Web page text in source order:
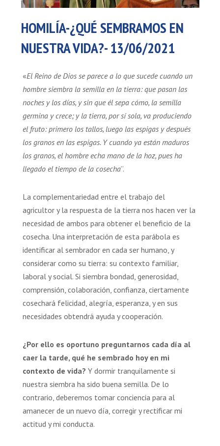
HOMILÍA-¿QUÉ SEMBRAMOS EN
NUESTRA VIDA?- 13/06/2021
«El Reino de Dios se parece a lo que sucede cuando un
hombre siembra la semilla en la tierra: que pasan las
noches y los días, y sin que él sepa cómo, la semilla
germina y crece; y la tierra, por sí sola, va produciendo
el fruto: primero los tallos, luego las espigas y después
los granos en las espigas. Y cuando ya están maduros
los granos, el hombre echa mano de la hoz, pues ha
llegado el tiempo de la cosecha”.
La complementariedad entre el trabajo del
agricultor y la respuesta de la tierra nos hacen ver la
necesidad de ambos para obtener el beneficio de la
cosecha. Una interpretación de esta parábola es
identificar al sembrador en cada ser humano, y
considerar como su tierra: su contexto familiar,
laboral y social. Si siembra bondad, generosidad,
comprensión, colaboración, confianza, ciertamente
cosechará felicidad, alegría, esperanza, y en sus
necesidades obtendrá ayuda y cooperación.
¿Por ello es oportuno preguntarnos cada día al
caer la tarde, qué he sembrado hoy en mi
contexto de vida? Y dormir tranquilamente si
nuestra siembra ha sido buena semilla. De lo
contrario, deberemos tomar conciencia para al
amanecer de un nuevo día, corregir y rectificar mi
actitud y mi conducta.